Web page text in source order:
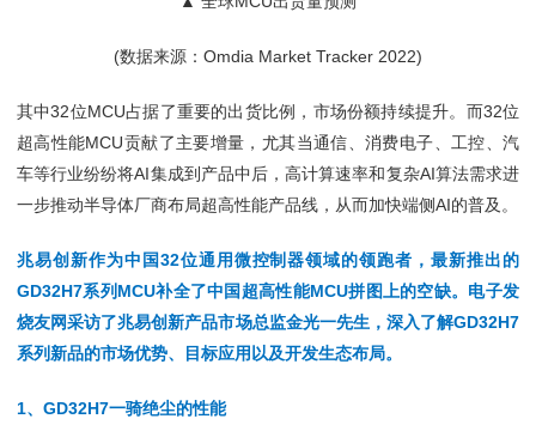
(数据来源：Omdia Market Tracker 2022)
其中32位MCU占据了重要的出货比例，市场份额持续提升。而32位
超高性能MCU贡献了主要增量，尤其当通信、消费电子、工控、汽
车等行业纷纷将AI集成到产品中后，高计算速率和复杂AI算法需求进
一步推动半导体厂商布局超高性能产品线，从而加快端侧AI的普及。
兆易创新作为中国32位通用微控制器领域的领跑者，最新推出的
GD32H7系列MCU补全了中国超高性能MCU拼图上的空缺。电子发
烧友网采访了兆易创新产品市场总监金光一先生，深入了解GD32H7
系列新品的市场优势、目标应用以及开发生态布局。
1、GD32H7一骑绝尘的性能